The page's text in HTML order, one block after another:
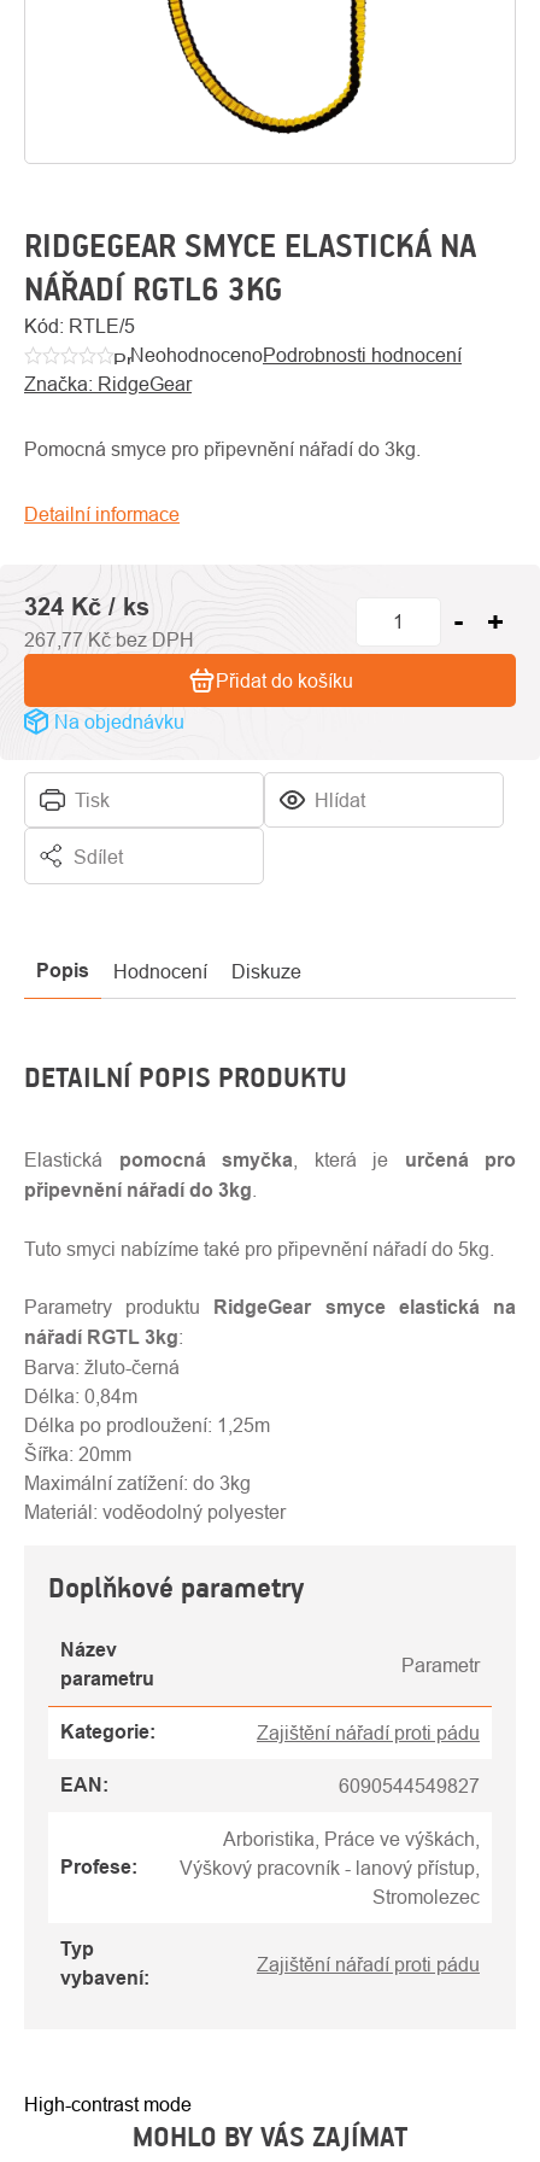
RIDGEGEAR SMYCE ELASTICKÁ NA
NÁŘADÍ RGTL6 3KG
Kód: RTLE/5
Průměrné
hodnocení
je
z
hvězdiček.
NeohodnocenoPodrobnosti hodnocení
Značka: RidgeGear
Pomocná smyce pro připevnění nářadí do 3kg.
Detailní informace
Tisk Hlídat
Sdílet
324 Kč / ks
267,77 Kč bez DPH
Na objednávku
Přidat do košíku
Popis Hodnocení Diskuze
DETAILNÍ POPIS PRODUKTU
Elastická pomocná smyčka , která je určená pro
připevnění nářadí do 3kg
Tuto smyci nabízíme také pro připevnění nářadí do 5kg.
Parametry produktu RidgeGear smyce elastická na
nářadí RGTL 3kg:
Barva: žluto-černá
Délka: 0,84m
Délka po prodloužení: 1,25m
Šířka: 20mm
Maximální zatížení: do 3kg
Materiál: voděodolný polyester
Doplňkové parametry
Název
parametru
Parametr
Kategorie: Zajištění nářadí proti pádu
EAN : 6090544549827
Profese:
Arboristika, Práce ve výškách,
Výškový pracovník - lanový přístup,
Stromolezec
Typ
vybavení:
Zajištění nářadí proti pádu
High-contrast mode
MOHLO BY VÁS ZAJÍMAT